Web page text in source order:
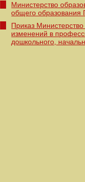
Министерство
общего
Приказ
изменений в
дошкольного,